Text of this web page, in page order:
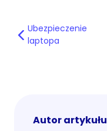
Ubezpieczenie
laptopa
Autor artykułu